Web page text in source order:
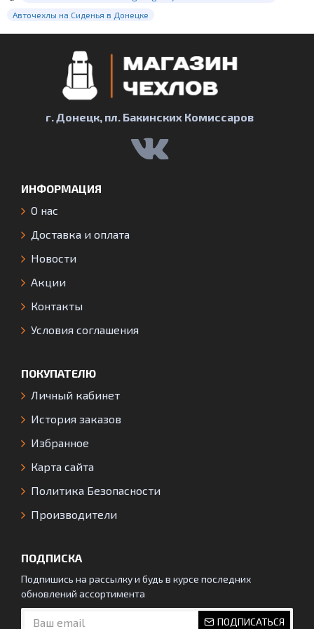
Авточехлы на Сиденья в Донецке
г. Донецк, пл. Бакинских Комиссаров
ИНФОРМАЦИЯ
О нас
Доставка и оплата
Новости
Акции
Контакты
Условия соглашения
ПОКУПАТЕЛЮ
Личный кабинет
История заказов
Избранное
Карта сайта
Политика Безопасности
Производители
ПОДПИСКА
Подпишись на рассылку и будь в курсе последних
обновлений ассортимента
ПОДПИСАТЬСЯ